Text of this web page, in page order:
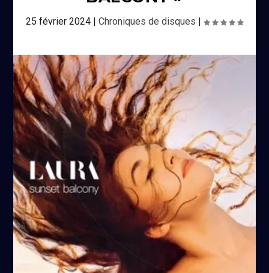
25 février 2024 | Chroniques de disques |